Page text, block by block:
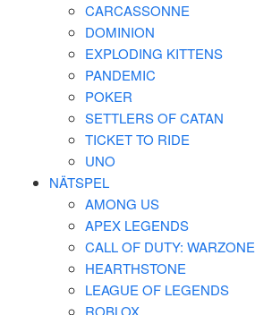
CARCASSONNE
DOMINION
EXPLODING KITTENS
PANDEMIC
POKER
SETTLERS OF CATAN
TICKET TO RIDE
UNO
NÄTSPEL
AMONG US
APEX LEGENDS
CALL OF DUTY: WARZONE
HEARTHSTONE
LEAGUE OF LEGENDS
ROBLOX